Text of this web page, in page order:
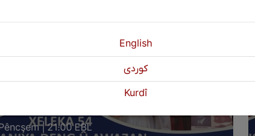
DENG Û AWAZAN XELEKA (54)
| 21:00 EBL
English
كوردی
Kurdî